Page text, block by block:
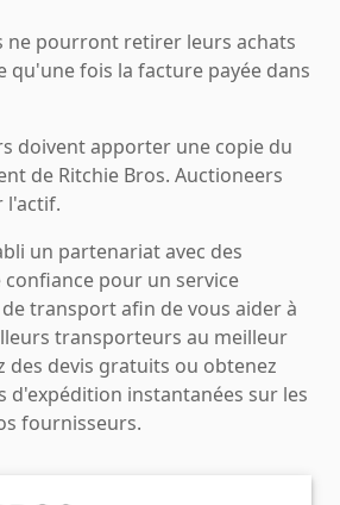
ne pourront retirer leurs achats
qu'une fois la facture payée dans
doivent apporter une copie du
de Ritchie Bros. Auctioneers
l'actif.
un partenariat avec des
pour un service
transport afin de vous aider à
transporteurs au meilleur
des devis gratuits ou obtenez
d'expédition instantanées sur les
fournisseurs.